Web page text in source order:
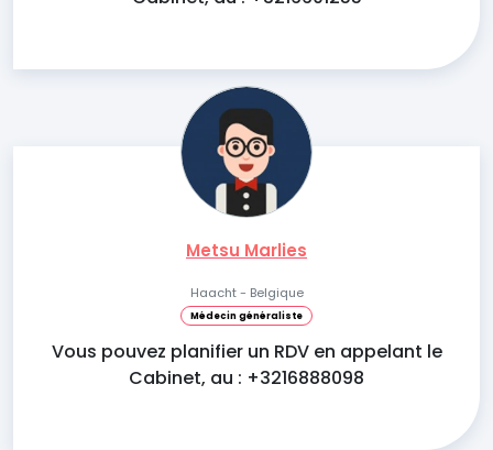
Metsu Marlies
Haacht - Belgique
Médecin généraliste
Vous pouvez planifier un RDV en appelant le
Cabinet, au : +3216888098